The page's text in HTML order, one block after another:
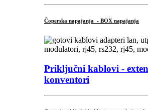
Čoperska napajanja - BOX napajanja
Priključni kablovi -
konventori